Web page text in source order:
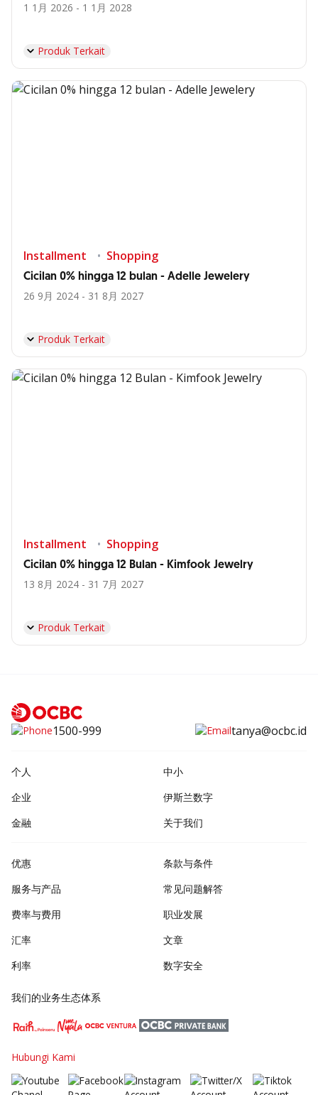
1 1月 2026 - 1 1月 2028
Produk Terkait
Installment Shopping
Cicilan 0% hingga 12 bulan - Adelle Jewelery
26 9月 2024 - 31 8月 2027
Produk Terkait
Installment Shopping
Cicilan 0% hingga 12 Bulan - Kimfook Jewelry
13 8月 2024 - 31 7月 2027
Produk Terkait
1500-999 tanya@ocbc.id
个人
中小
企业
伊斯兰数字
金融
关于我们
优惠
服务与产品
费率与费用
汇率
利率
条款与条件
常见问题解答
职业发展
文章
数字安全
我们的业务生态体系
Hubungi Kami